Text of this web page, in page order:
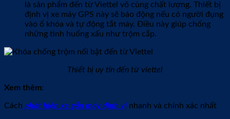
là sản phẩm đến từ Viettel vô cùng chất lượng. Thiết bị
định vị xe máy GPS này sẽ báo động nếu có người đụng
vào ổ khóa và tự động tắt máy. Điều này giúp chống
những tình huống xấu như trộm cắp.
Thiết bị uy tín đến từ viettel
Xem thêm:
Cách phát hiện xe gắn máy định vị nhanh và chính xác nhất